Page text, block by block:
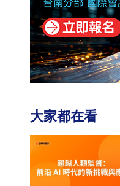
大家都在看